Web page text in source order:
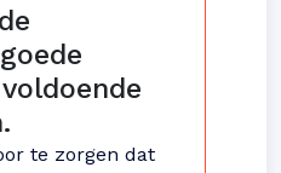
te zorgen dat